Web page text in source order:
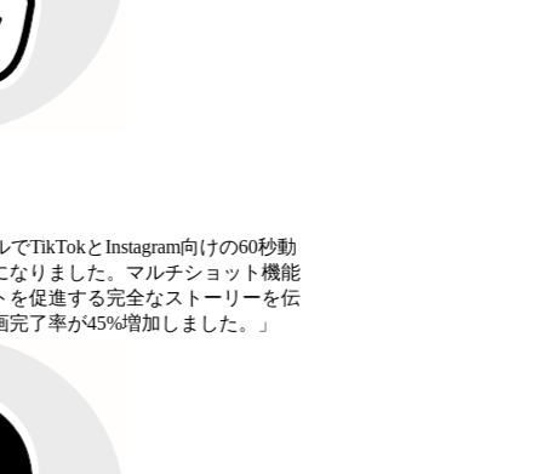
とInstagram向けの60秒動
た。マルチショット機能
る完全なストーリーを伝
45%増加しました。